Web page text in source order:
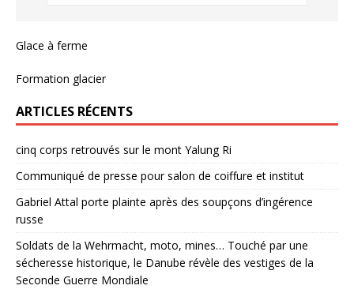
Glace à ferme
Formation glacier
ARTICLES RÉCENTS
cinq corps retrouvés sur le mont Yalung Ri
Communiqué de presse pour salon de coiffure et institut
Gabriel Attal porte plainte après des soupçons d’ingérence
russe
Soldats de la Wehrmacht, moto, mines… Touché par une
sécheresse historique, le Danube révèle des vestiges de la
Seconde Guerre Mondiale